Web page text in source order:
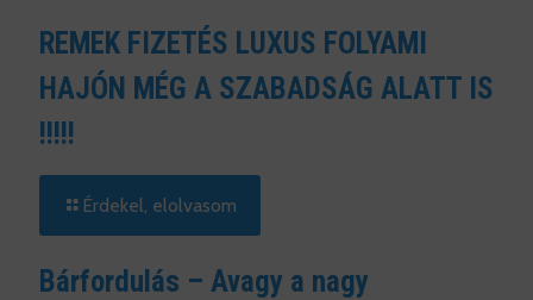
REMEK FIZETÉS LUXUS FOLYAMI
HAJÓN MÉG A SZABADSÁG ALATT IS
!!!!!
Érdekel, elolvasom
Bárfordulás – Avagy a nagy